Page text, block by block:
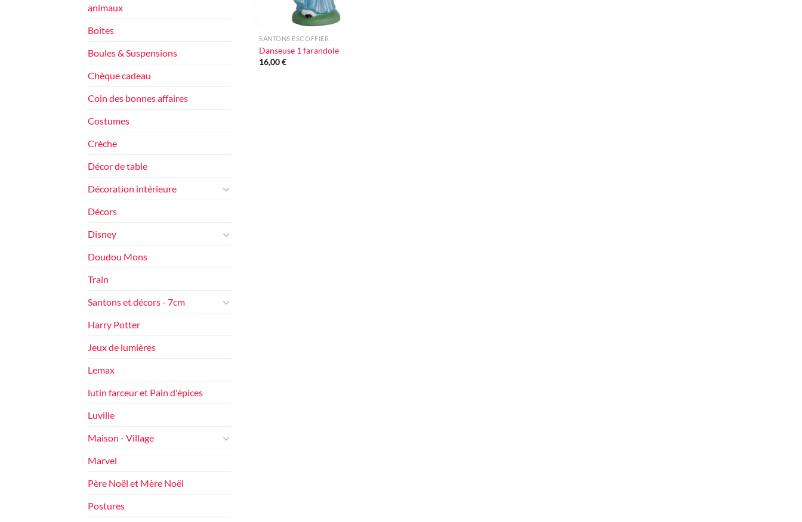
animaux
Boîtes
Boules & Suspensions
Chèque cadeau
Coin des bonnes affaires
Costumes
Crèche
Décor de table
Décoration intérieure
Décors
Disney
Doudou Mons
Train
Santons et décors - 7cm
Harry Potter
Jeux de lumières
Lemax
lutin farceur et Pain d'épices
Luville
Maison - Village
Marvel
Père Noël et Mère Noël
Postures
SANTONS ESCOFFIER
Danseuse 1 farandole
16,00€